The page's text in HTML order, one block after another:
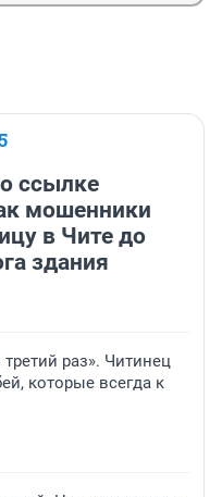
ссылке
мошенники
в Чите до
здания
раз». Читинец
которые всегда к